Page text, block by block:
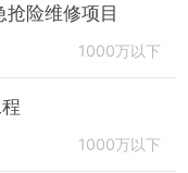
险维修项目
1000万以下
1000万以下